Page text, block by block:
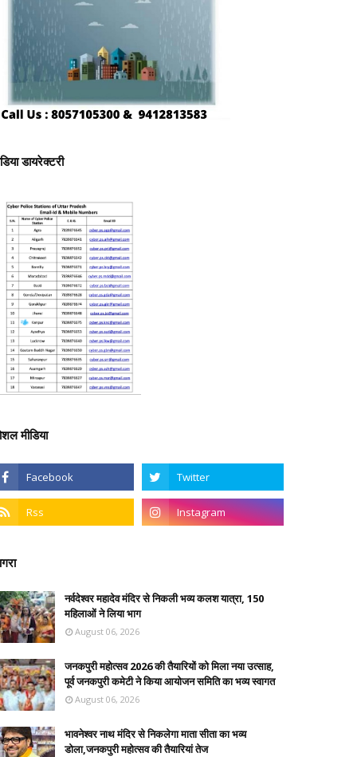
डायरेक्टरी
मीडिया
नर्वदेश्वर महादेव मंदिर से निकली भव्य कलश यात्रा, 150
महिलाओं ने लिया भाग
August 06, 2026
जनकपुरी महोत्सव 2026 की तैयारियों को मिला नया उत्साह,
पूर्व जनकपुरी कमेटी ने किया आयोजन समिति का भव्य स्वागत
August 06, 2026
भावनेश्वर नाथ मंदिर से निकलेगा माता सीता का भव्य
डोला,जनकपुरी महोत्सव की तैयारियां तेज